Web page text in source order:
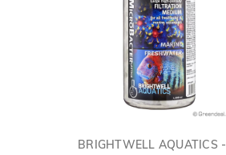
BRIGHTWELL AQUATICS -